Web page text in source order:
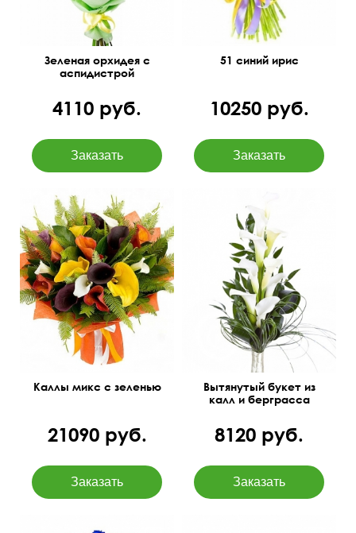
Зеленая орхидея с
аспидистрой
4110 руб.
51 синий ирис
10250 руб.
45 см см
Каллы микс с зеленью
21090 руб.
60 см 35 см
Вытянутый букет из
калл и берграсса
8120 руб.